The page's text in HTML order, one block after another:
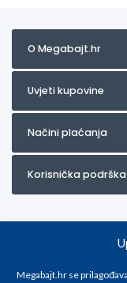
Megabajt.hr se
O Megabajt.hr
Uvjeti kupovine
Načini plaćanja
Korisnička podrška